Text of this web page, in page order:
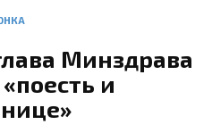
Минздрава
и